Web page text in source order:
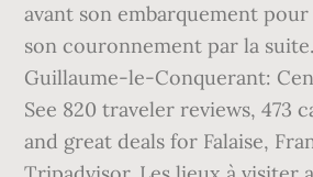
avant son embarquement
son couronnement par la
Guillaume-le-Conquerant:
See 820 traveler reviews, 473
and great deals for Falaise,